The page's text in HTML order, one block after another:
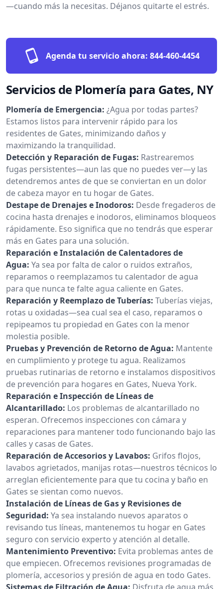
—cuando más la necesitas. Déjanos quitarte el estrés.
Agenda tu servicio ahora: 844-460-4454
Servicios de Plomería para Gates, NY
Plomería de Emergencia: ¿Agua por todas partes?
Estamos listos para intervenir rápido para los
residentes de Gates, minimizando daños y
maximizando la tranquilidad.
Detección y Reparación de Fugas: Rastrearemos
fugas persistentes—aun las que no puedes ver—y las
detendremos antes de que se conviertan en un dolor
de cabeza mayor en tu hogar de Gates.
Destape de Drenajes e Inodoros: Desde fregaderos de
cocina hasta drenajes e inodoros, eliminamos bloqueos
rápidamente. Eso significa que no tendrás que esperar
más en Gates para una solución.
Reparación e Instalación de Calentadores de
Agua: Ya sea por falta de calor o ruidos extraños,
reparamos o reemplazamos tu calentador de agua
para que nunca te falte agua caliente en Gates.
Reparación y Reemplazo de Tuberías: Tuberías viejas,
rotas u oxidadas—sea cual sea el caso, reparamos o
repipeamos tu propiedad en Gates con la menor
molestia posible.
Pruebas y Prevención de Retorno de Agua: Mantente
en cumplimiento y protege tu agua. Realizamos
pruebas rutinarias de retorno e instalamos dispositivos
de prevención para hogares en Gates, Nueva York.
Reparación e Inspección de Líneas de
Alcantarillado: Los problemas de alcantarillado no
esperan. Ofrecemos inspecciones con cámara y
reparaciones para mantener todo funcionando bajo las
calles y casas de Gates.
Reparación de Accesorios y Lavabos: Grifos flojos,
lavabos agrietados, manijas rotas—nuestros técnicos lo
arreglan eficientemente para que tu cocina y baño en
Gates se sientan como nuevos.
Instalación de Líneas de Gas y Revisiones de
Seguridad: Ya sea instalando nuevos aparatos o
revisando tus líneas, mantenemos tu hogar en Gates
seguro con servicio experto y atención al detalle.
Mantenimiento Preventivo: Evita problemas antes de
que empiecen. Ofrecemos revisiones programadas de
plomería, accesorios y presión de agua en todo Gates.